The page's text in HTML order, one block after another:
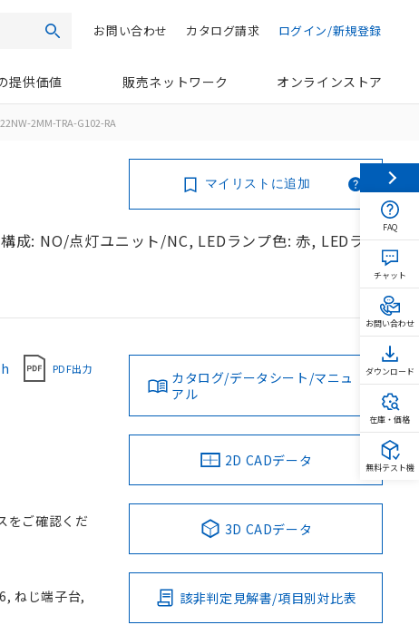
検索 ログイン/新規登録
カタログ請求
お問い合わせ
提供価値 販売ネットワーク オンラインストア
2MM-TRA-G102-RA
成: NO/点灯ユニット/NC, LEDランプ色: 赤, LEDラン
マイリストに追加
PDF出力
をご確認くだ
ねじ端子台,
カタログ/データシート/マニュ
アル
2D CADデータ
3D CADデータ
該非判定見解書/項目別対比表
FAQ
チャット
お問い合わせ
ダウンロード
在庫・価格
無料テスト機